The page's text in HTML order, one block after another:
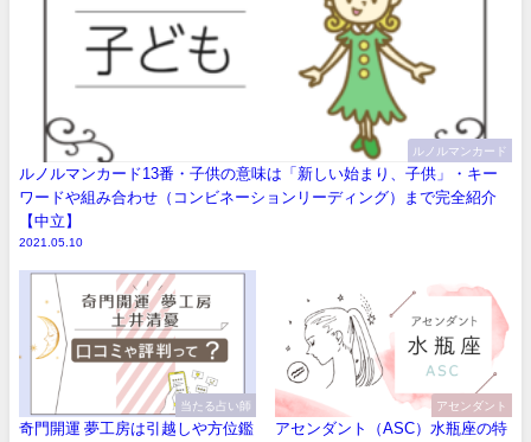
ルノルマンカード
ルノルマンカード13番・子供の意味は「新しい始まり、子供」・キー
ワードや組み合わせ（コンビネーションリーディング）まで完全紹介
【中立】
2021.05.10
当たる占い師
奇門開運 夢工房は引越しや方位鑑
アセンダント
アセンダント（ASC）水瓶座の特